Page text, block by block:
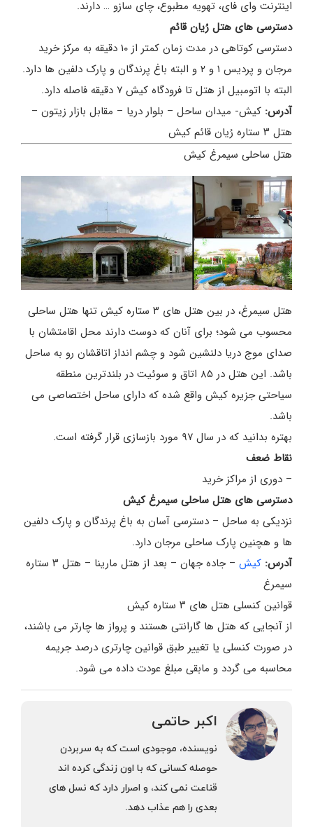
اینترنت وای فای، تهویه مطبوع، چای سازو … دارند.
دسترسی های هتل رُیان قائم
دسترسی کوتاهی در مدت زمان کمتر از ۱۰ دقیقه به مرکز خرید
مرجان و پردیس ۱ و ۲ و البته باغ پرندگان و پارک دلفین ها دارد.
البته با اتومبیل از هتل تا فرودگاه کیش ۷ دقیقه فاصله دارد.
آدرس: کیش- میدان ساحل – بلوار دریا – مقابل بازار زیتون –
هتل ۳ ستاره رُیان قائم کیش
هتل ساحلی سیمرغ کیش
هتل سیمرغ، در بین هتل های ۳ ستاره کیش تنها هتل ساحلی
محسوب می شود؛ برای آنان که دوست دارند محل اقامتشان با
صدای موج دریا دلنشین شود و چشم انداز اتاقشان رو به ساحل
باشد. این هتل در ۸۵ اتاق و سوئیت در بلندترین منطقه
سیاحتی جزیره کیش واقع شده که دارای ساحل اختصاصی می
باشد.
بهتره بدانید که در سال ۹۷ مورد بازسازی قرار گرفته است.
نقاط ضعف
– دوری از مراکز خرید
دسترسی های هتل ساحلی سیمرغ کیش
نزدیکی به ساحل – دسترسی آسان به باغ پرندگان و پارک دلفین
ها و هچنین پارک ساحلی مرجان دارد.
آدرس: کیش
– جاده جهان – بعد از هتل مارینا – هتل ۳ ستاره
سیمرغ
قوانین کنسلی هتل های ۳ ستاره کیش
از آنجایی که هتل ها گارانتی هستند و پرواز ها چارتر می باشند،
در صورت کنسلی یا تغییر طبق قوانین چارتری درصد جریمه
محاسبه می گردد و مابقی مبلغ عودت داده می شود.
اکبر حاتمی
نویسنده، موجودی است كه به سربردن
حوصله كسانی كه با اون زندگی كرده اند
قناعت نمی كند، و اصرار دارد كه نسل های
بعدی را هم عذاب دهد.